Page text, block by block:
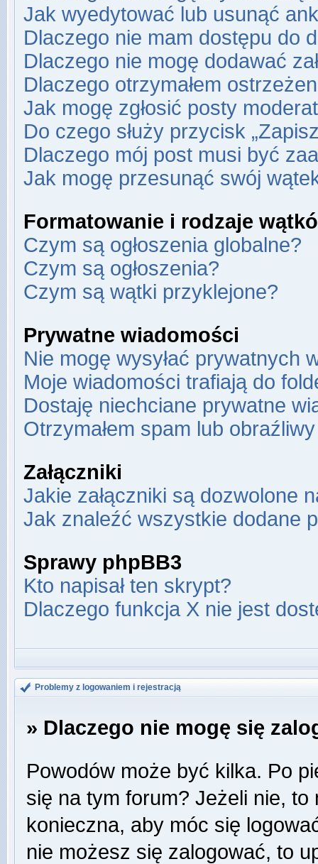
Jak wyedytować lub usunąć
Dlaczego nie mam dostępu do
Dlaczego nie mogę dodawać
Dlaczego otrzymałem
Jak mogę zgłosić posty
Do czego służy przycisk
Dlaczego mój post musi być
Jak mogę przesunąć swój
Formatowanie i rodzaje
Czym są ogłoszenia globalne?
Czym są ogłoszenia?
Czym są wątki przyklejone?
Prywatne wiadomości
Nie mogę wysyłać prywatnych
Moje wiadomości trafiają do
Dostaję niechciane prywatne
Otrzymałem spam lub
Załączniki
Jakie załączniki są dozwolone
Jak znaleźć wszystkie dodane
Sprawy phpBB3
Kto napisał ten skrypt?
Dlaczego funkcja X nie jest
Problemy z logowaniem i rejestracją
» Dlaczego nie mogę się
Powodów może być kilka. Po
się na tym forum? Jeżeli nie,
konieczna, aby móc się
nie możesz się zalogować, to